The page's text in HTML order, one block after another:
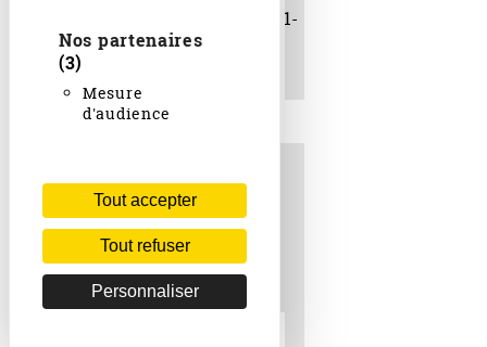
Nos partenaires
(3)
Mesure
d'audience
Tout accepter
Tout refuser
Personnaliser
Théâtre de la Monnaie. J.
Massenet ; P. Milliet, H.